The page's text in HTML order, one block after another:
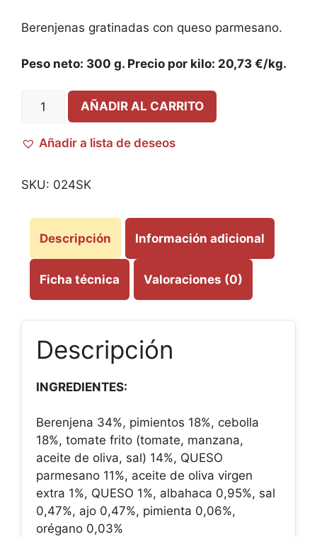
Berenjenas gratinadas con queso parmesano.
Peso neto: 300 g. Precio por kilo: 20,73 €/kg.
AÑADIR AL CARRITO
Añadir a lista de deseos
SKU: 024SK
Descripción Información adicional
Ficha técnica Valoraciones (0)
Descripción
INGREDIENTES:
Berenjena 34%, pimientos 18%, cebolla
18%, tomate frito (tomate, manzana,
aceite de oliva, sal) 14%, QUESO
parmesano 11%, aceite de oliva virgen
extra 1%, QUESO 1%, albahaca 0,95%, sal
0,47%, ajo 0,47%, pimienta 0,06%,
orégano 0,03%